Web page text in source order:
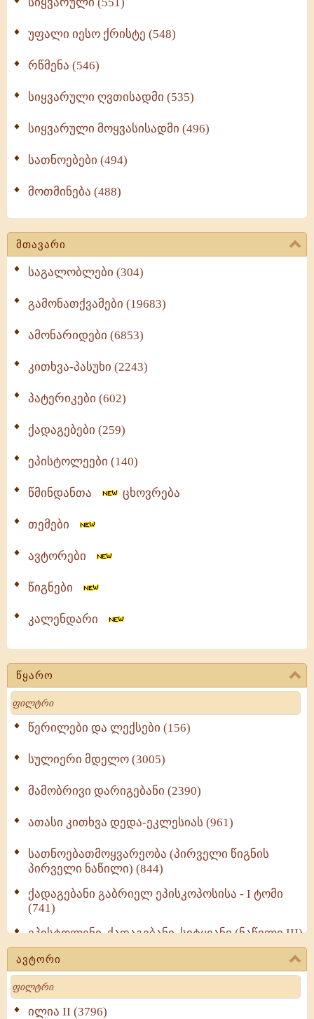
უფალი იესო ქრისტე (548)
რწმენა (546)
სიყვარული ღვთისადმი (535)
სიყვარული მოყვასისადმი (496)
სათნოებები (494)
მოთმინება (488)
მთავარი
საგალობლები (304)
გამონათქვამები (19683)
ამონარიდები (6853)
კითხვა-პასუხი (2243)
პატერიკები (602)
ქადაგებები (259)
ეპისტოლეები (140)
წმინდანთა ცხოვრება
თემები
ავტორები
წიგნები
კალენდარი
წყარო
Search
წერილები და ლექსები (156)
სულიერი მდელო (3005)
მამობრივი დარიგებანი (2390)
ათასი კითხვა დედა-ეკლესიას (961)
სათნოებათმოყვარეობა (პირველი წიგნის
პირველი ნაწილი) (844)
ქადაგებანი გაბრიელ ეპისკოპოსისა - I ტომი
(741)
ეპისტოლენი, ქადაგებანი, სიტყვანი (ნაწილი III)
(723)
მოძღვრის ძალზე სასარგებლო რჩევები
მრევლისათვის (545)
Wisdomge (514)
ავტორი
Search
ილია II (3796)